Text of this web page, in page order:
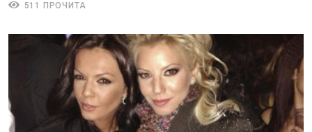
511 ПРОЧИТА